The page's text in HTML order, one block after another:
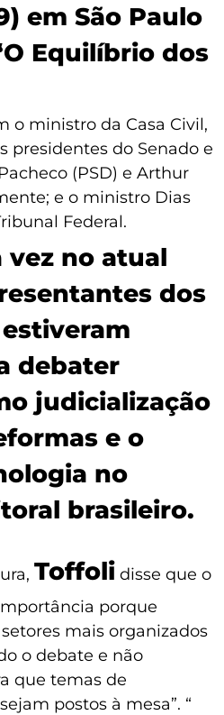
em São Paulo
Equilíbrio dos
o ministro da Casa Civil,
presidentes do Senado e
(PSD) e Arthur
e o ministro Dias
Federal.
vez no atual
dos
debater
judicialização
e o
no
brasileiro.
Toffoli disse que o
porque
mais organizados
o debate e não
que temas de
postos à mesa”. “